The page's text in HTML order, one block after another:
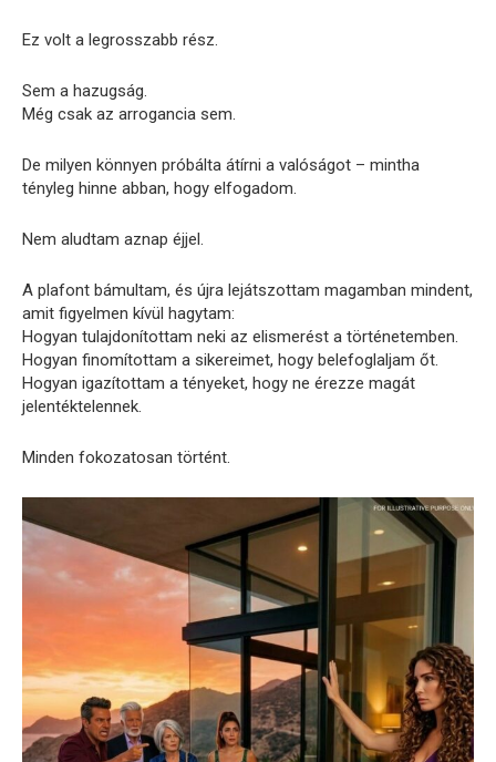
Ez volt a legrosszabb rész.
Sem a hazugság.
Még csak az arrogancia sem.
De milyen könnyen próbálta átírni a valóságot – mintha
tényleg hinne abban, hogy elfogadom.
Nem aludtam aznap éjjel.
A plafont bámultam, és újra lejátszottam magamban mindent,
amit figyelmen kívül hagytam:
Hogyan tulajdonítottam neki az elismerést a történetemben.
Hogyan finomítottam a sikereimet, hogy belefoglaljam őt.
Hogyan igazítottam a tényeket, hogy ne érezze magát
jelentéktelennek.
Minden fokozatosan történt.